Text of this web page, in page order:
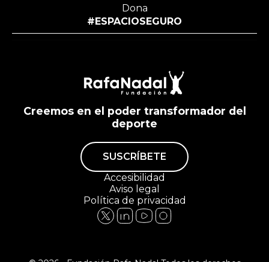
Dona
#ESPACIOSEGURO
Creemos en el poder transformador del
deporte
SUSCRÍBETE
Accesibilidad
Aviso legal
Política de privacidad